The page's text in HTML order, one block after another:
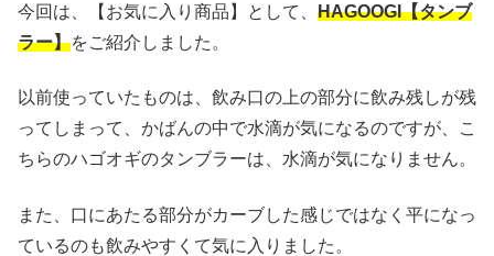
今回は、【お気に入り商品】として、 HAGOOGI【タンブ
ラー】をご紹介しました。
以前使っていたものは、飲み口の上の部分に飲み残しが残
ってしまって、かばんの中で水滴が気になるのですが、こ
ちらのハゴオギのタンブラーは、水滴が気になりません。
また、口にあたる部分がカーブした感じではなく平になっ
ているのも飲みやすくて気に入りました。